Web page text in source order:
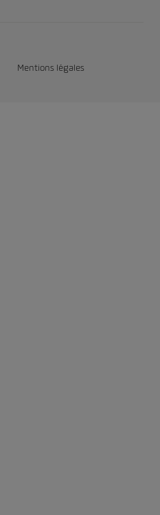
Mentions légales